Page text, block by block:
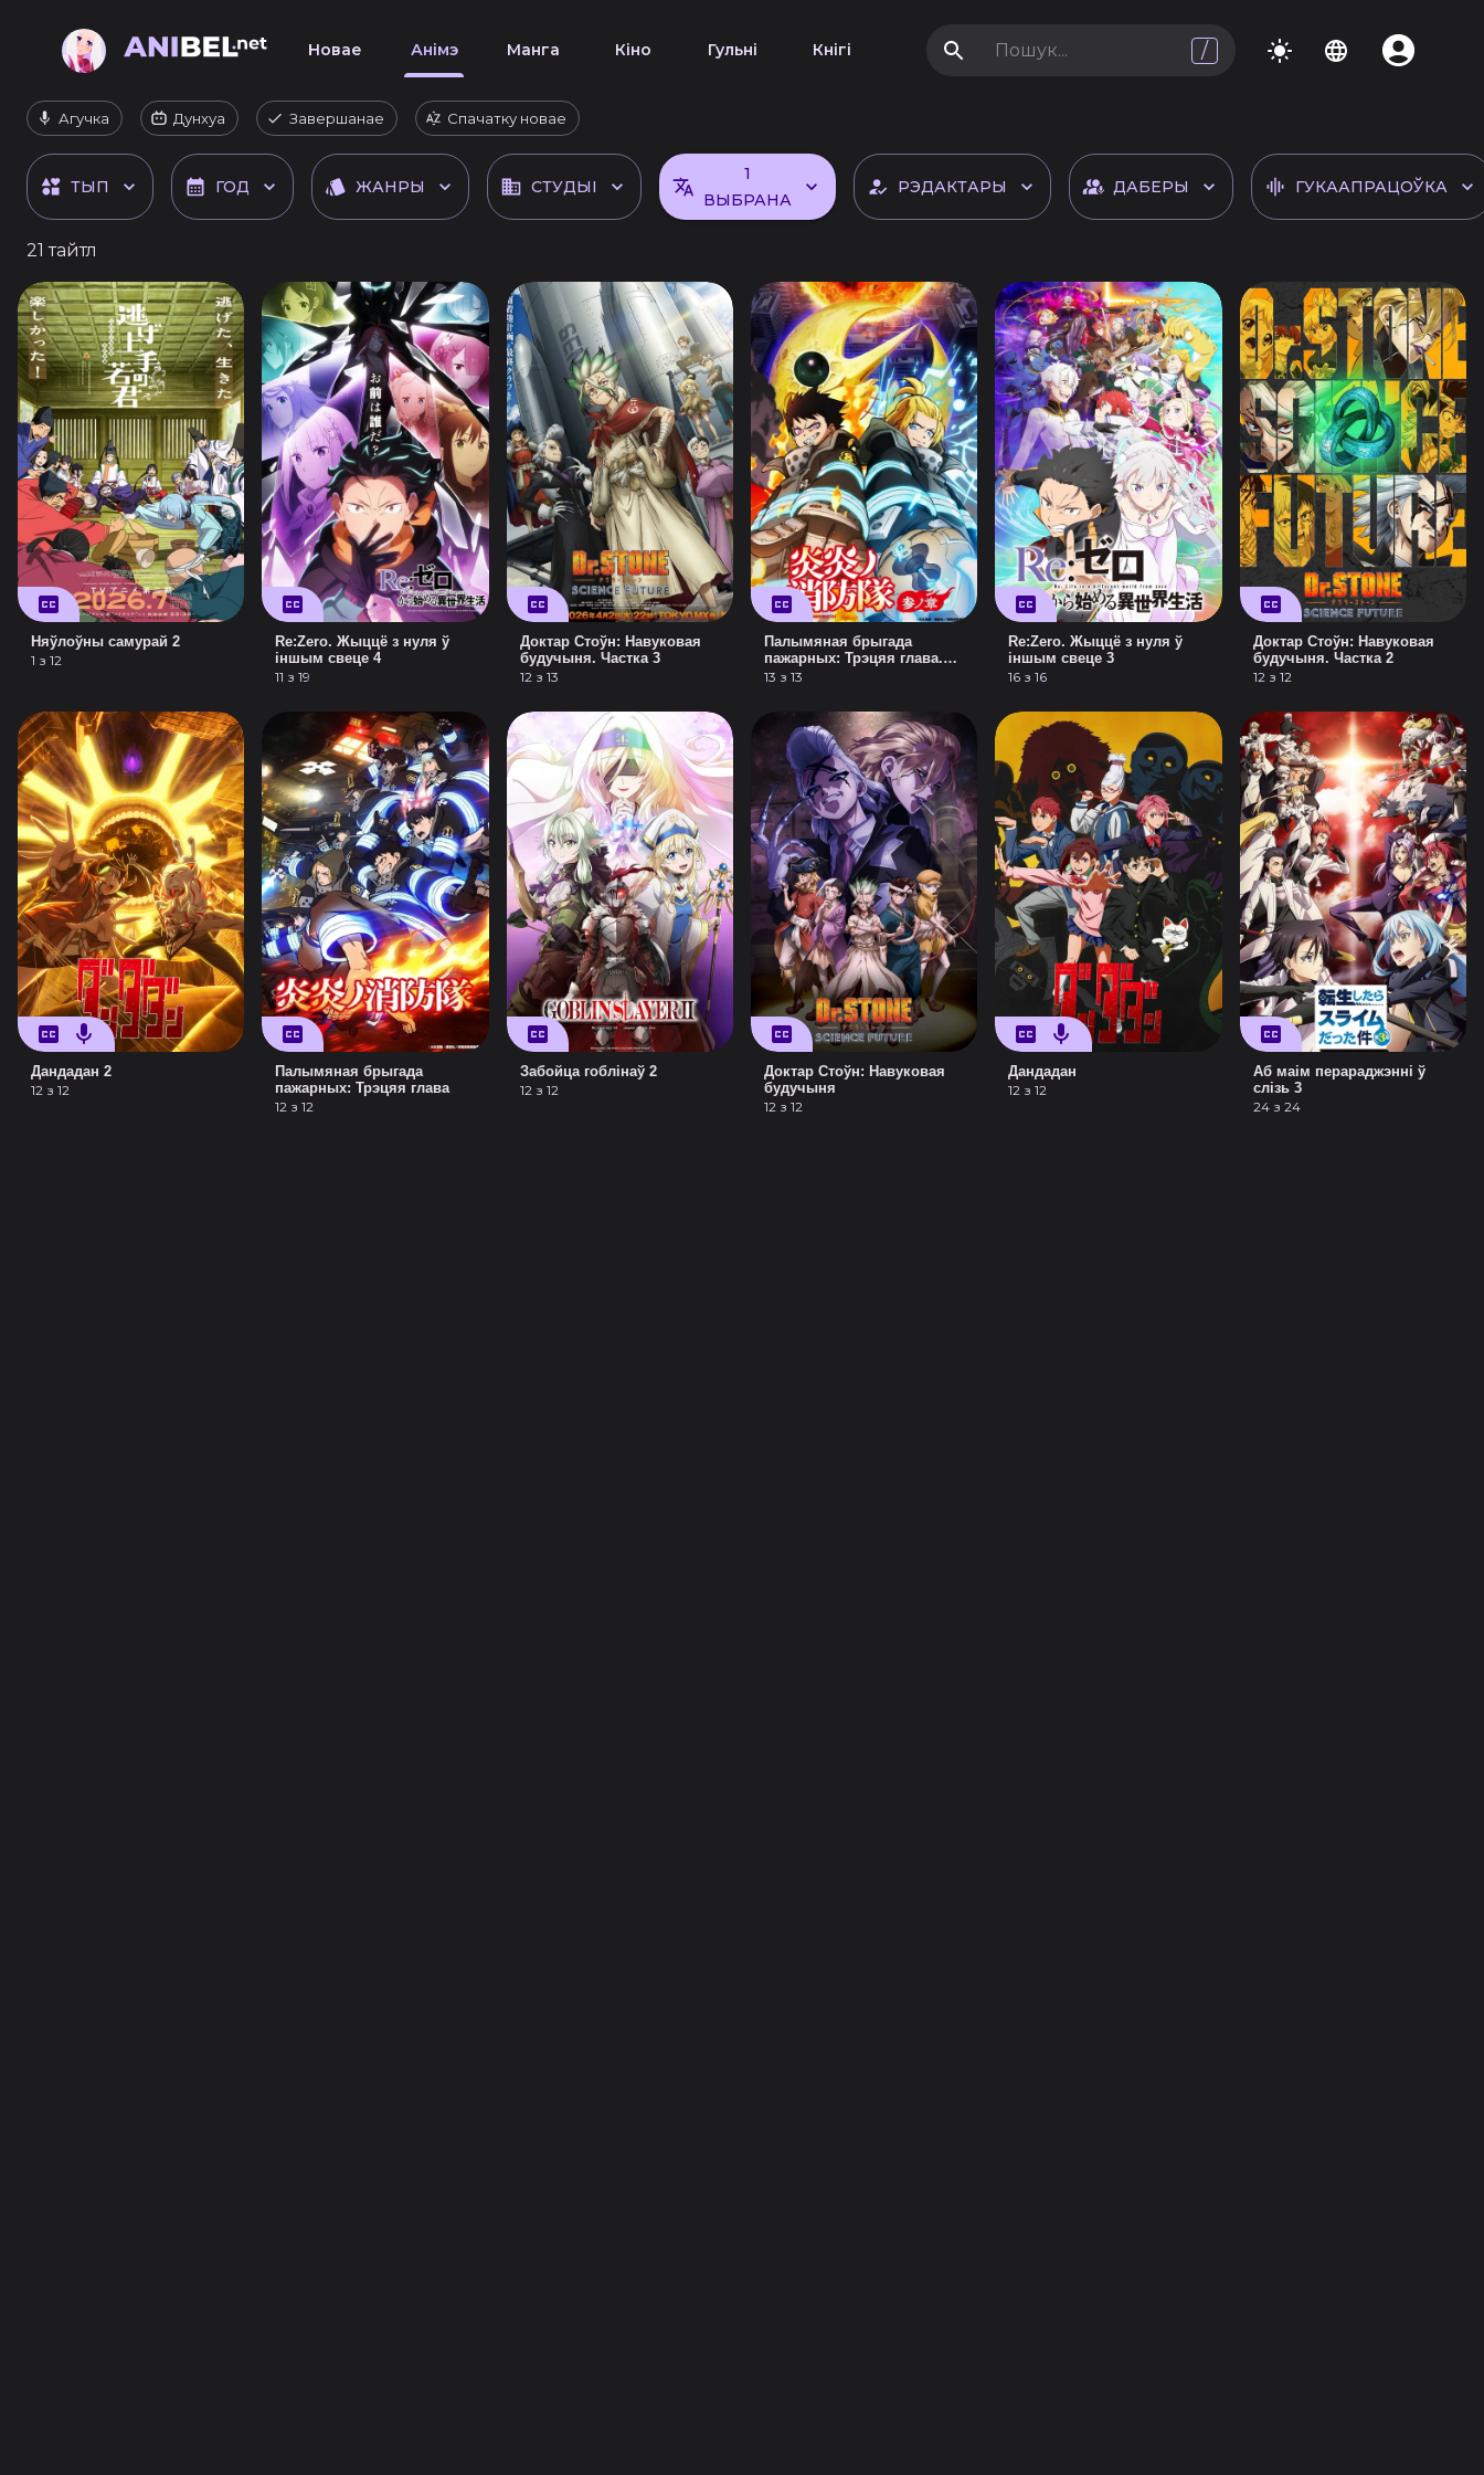
Новае Анімэ Манга Кіно Гульні Кнігі /
Агучка Дунхуа Завершанае Спачатку новае
ТЫП ГОД ЖАНРЫ СТУДЫІ
1
ВЫБРАНА
РЭДАКТАРЫ ДАБЕРЫ ГУКААПРАЦОЎКА
21 тайтл
Няўлоўны самурай 2
1 з 12
Re:Zero. Жыццё з нуля ў
іншым свеце 4
11 з 19
Доктар Стоўн: Навуковая
будучыня. Частка 3
12 з 13
Палымяная брыгада
пажарных: Трэцяя глава.
Частка 2
13 з 13
Re:Zero. Жыццё з нуля ў
іншым свеце 3
16 з 16
Доктар Стоўн: Навуковая
будучыня. Частка 2
12 з 12
Дандадан 2
12 з 12
Палымяная брыгада
пажарных: Трэцяя глава
12 з 12
Забойца гоблінаў 2
12 з 12
Доктар Стоўн: Навуковая
будучыня
12 з 12
Дандадан
12 з 12
Аб маім перараджэнні ў
слізь 3
24 з 24